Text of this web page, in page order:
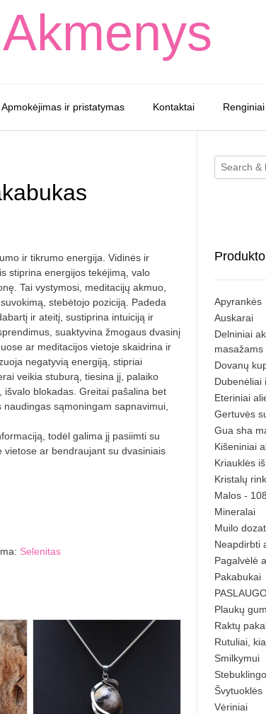
Apmokėjimas ir pristatymas Kontaktai Renginiai
ir tikrumo energija. Vidinės ir
stiprina energijos tekėjimą, valo
Tai vystymosi, meditacijų akmuo,
stebėtojo poziciją. Padeda
ir ateitį, sustiprina intuiciją ir
suaktyvina žmogaus dvasinį
ar meditacijos vietoje skaidrina ir
negatyvią energiją, stipriai
veikia stuburą, tiesina jį, palaiko
išvalo blokadas. Greitai pašalina bet
sąmoningam sapnavimui,
todėl galima jį pasiimti su
vietose ar bendraujant su dvasiniais
Selenitas
Apyrankės
Auskarai
Delniniai
masažams
Dovanų
Dubenėliai
Eteriniai
Gertuvės
Gua sha
Kišeniniai
Kriauklės
Kristalų
Malos -
Mineralai
Muilo
Neapdirbti
Pagalvėlė
Pakabukai
Plaukų
Raktų
Rutuliai,
Smilkymui
Švytuoklės
Vėriniai